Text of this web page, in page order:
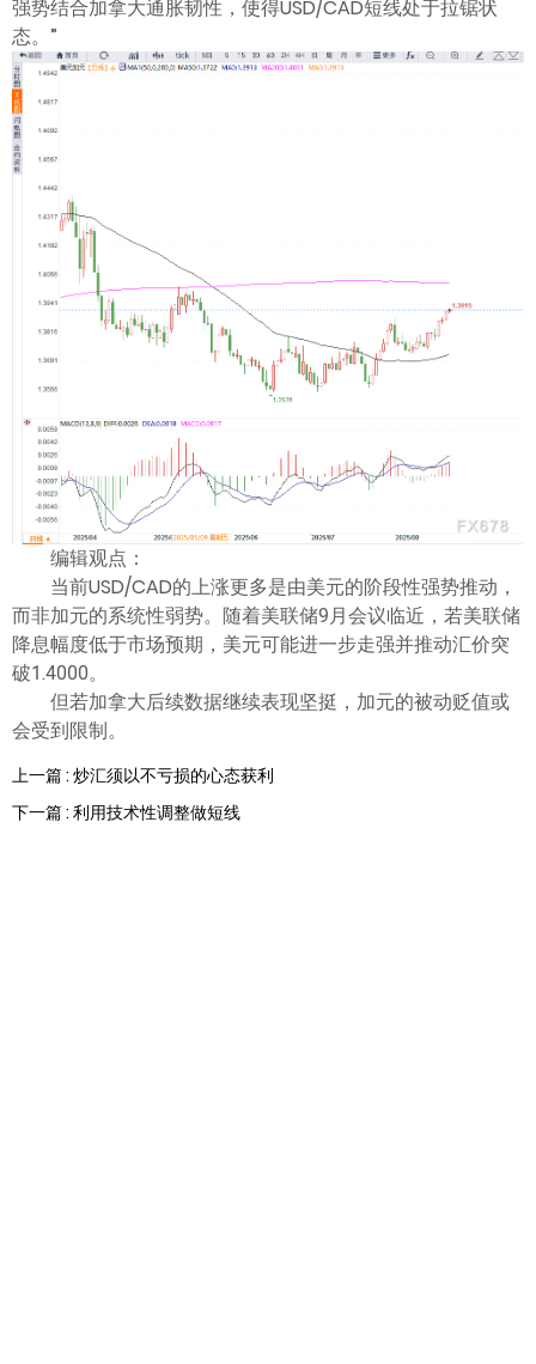
强势结合加拿大通胀韧性，使得USD/CAD短线处于拉锯状
态。”
编辑观点：
当前USD/CAD的上涨更多是由美元的阶段性强势推动，
而非加元的系统性弱势。随着美联储9月会议临近，若美联储
降息幅度低于市场预期，美元可能进一步走强并推动汇价突
破1.4000。
但若加拿大后续数据继续表现坚挺，加元的被动贬值或
会受到限制。
上一篇 : 炒汇须以不亏损的心态获利
下一篇 : 利用技术性调整做短线